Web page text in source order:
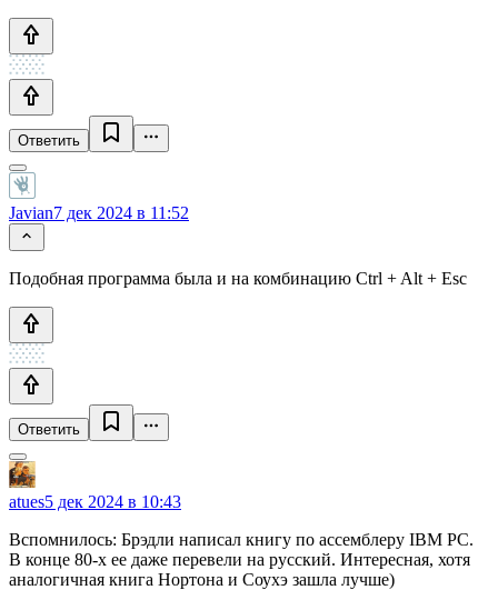
Ответить
Javian7 дек 2024 в 11:52
Подобная программа была и на комбинацию Ctrl + Alt + Esc
Ответить
atues5 дек 2024 в 10:43
Вспомнилось: Брэдли написал книгу по ассемблеру IBM PC.
В конце 80-х ее даже перевели на русский. Интересная, хотя
аналогичная книга Нортона и Соухэ зашла лучше)